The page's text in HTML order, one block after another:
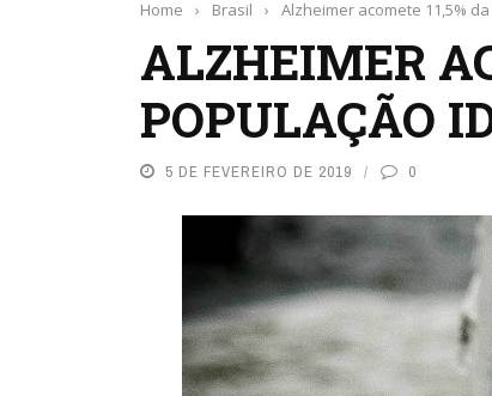
Home › Brasil › Alzheimer acomete 11,5%
ALZHEIMER
POPULAÇÃO
5 DE FEVEREIRO DE 2019 0